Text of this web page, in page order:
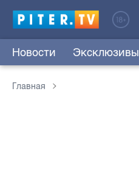
Новости Эксклюзивы
Главная